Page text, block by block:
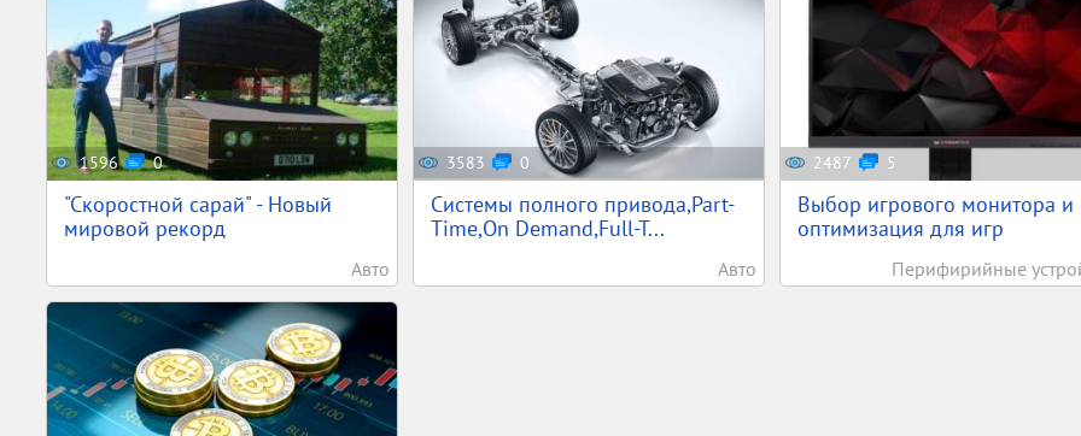
1596 0
"Скоростной сарай" - Новый
мировой рекорд
Авто
3583 0
Системы полного привода,Part-
Time,On Demand,Full-T...
Авто
2487 5
Выбор игрового монитора и
оптимизация для игр
Перифирийные